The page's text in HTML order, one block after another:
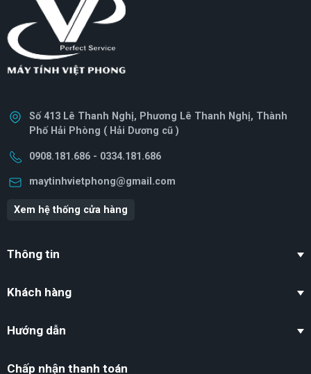
Số 413 Lê Thanh Nghị, Phương Lê Thanh Nghị, Thành
Phố Hải Phòng ( Hải Dương cũ )
0908.181.686 - 0334.181.686
maytinhvietphong@gmail.com
Xem hệ thống cửa hàng
Thông tin
Khách hàng
Hướng dẫn
Chấp nhận thanh toán